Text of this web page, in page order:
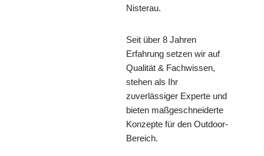
Nisterau.
Seit über 8 Jahren
Erfahrung setzen wir auf
Qualität & Fachwissen,
stehen als Ihr
zuverlässiger Experte und
bieten maßgeschneiderte
Konzepte für den Outdoor-
Bereich.